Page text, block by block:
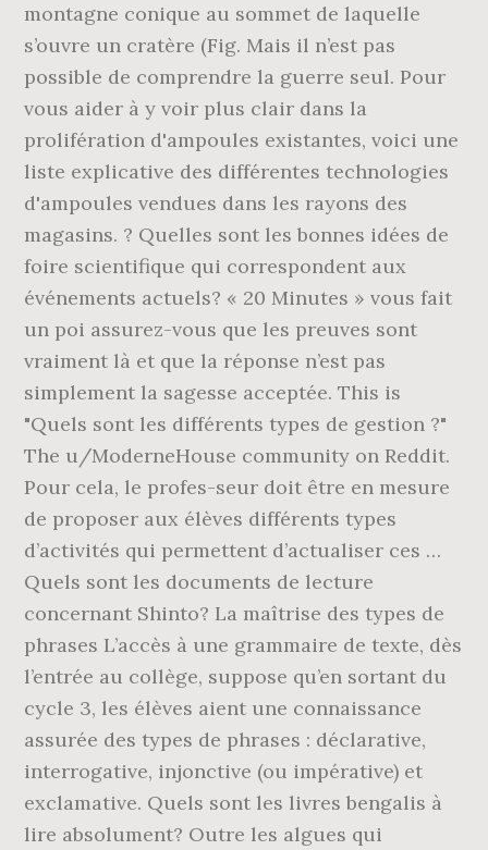
montagne conique au sommet de laquelle
s’ouvre un cratère (Fig. Mais il n’est pas
possible de comprendre la guerre seul. Pour
vous aider à y voir plus clair dans la
prolifération d'ampoules existantes, voici une
liste explicative des différentes technologies
d'ampoules vendues dans les rayons des
magasins. ? Quelles sont les bonnes idées de
foire scientifique qui correspondent aux
événements actuels? « 20 Minutes » vous fait
un poi assurez-vous que les preuves sont
vraiment là et que la réponse n’est pas
simplement la sagesse acceptée. This is
"Quels sont les différents types de gestion ?"
The u/ModerneHouse community on Reddit.
Pour cela, le profes-seur doit être en mesure
de proposer aux élèves différents types
d’activités qui permettent d’actualiser ces …
Quels sont les documents de lecture
concernant Shinto? La maîtrise des types de
phrases L’accès à une grammaire de texte, dès
l’entrée au collège, suppose qu’en sortant du
cycle 3, les élèves aient une connaissance
assurée des types de phrases : déclarative,
interrogative, injonctive (ou impérative) et
exclamative. Quels sont les livres bengalis à
lire absolument? Outre les algues qui